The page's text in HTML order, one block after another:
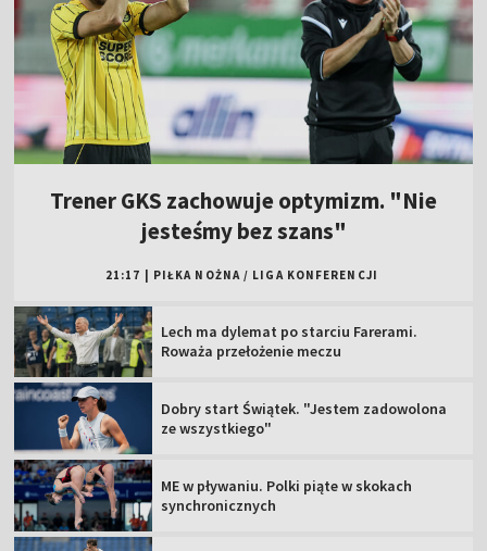
Trener GKS zachowuje optymizm. "Nie
jesteśmy bez szans"
21:17 | PIŁKA NOŻNA / LIGA KONFERENCJI
Lech ma dylemat po starciu Farerami.
Roważa przełożenie meczu
Dobry start Świątek. "Jestem zadowolona
ze wszystkiego"
ME w pływaniu. Polki piąte w skokach
synchronicznych